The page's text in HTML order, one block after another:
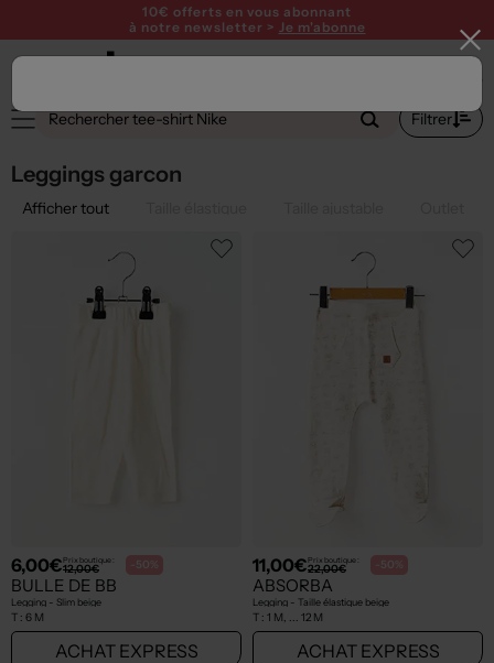
10€ offerts en vous abonnant
à notre newsletter > Je m'abonne
Filtrer
Leggings garcon
Afficher tout
6,00€Prix boutique :
12,00€ -50%
BULLE DE BB
Legging - Slim beige
T : 6 M
ACHAT EXPRESS
11,00€Prix boutique :
22,00€ -50%
ABSORBA
Legging - Taille élastique beige
T : 1 M, ... 12 M
ACHAT EXPRESS